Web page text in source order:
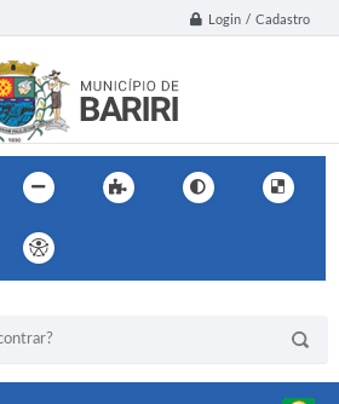
Login / Cadastro